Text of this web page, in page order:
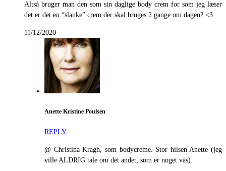
Altså bruger man den som sin daglige body crem for som jeg læser
det er det en “slanke” crem der skal bruges 2 gange om dagen? <3
11/12/2020
Anette Kristine Poulsen
REPLY
@ Christina Kragh, som bodycreme. Stor hilsen Anette (jeg
ville ALDRIG tale om det andet, som er noget vås).